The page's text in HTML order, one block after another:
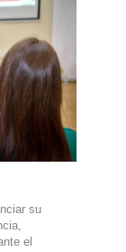
su
el